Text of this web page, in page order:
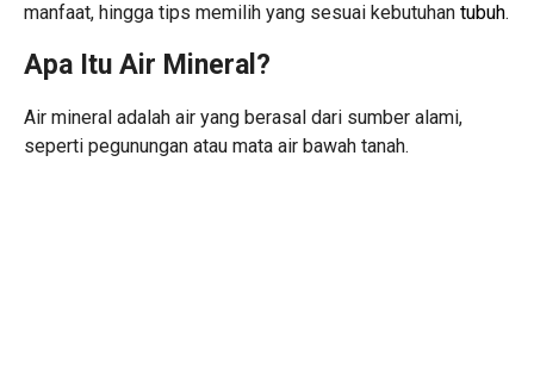
manfaat, hingga tips memilih yang sesuai kebutuhan tubuh.
Apa Itu Air Mineral?
Air mineral adalah air yang berasal dari sumber alami,
seperti pegunungan atau mata air bawah tanah.